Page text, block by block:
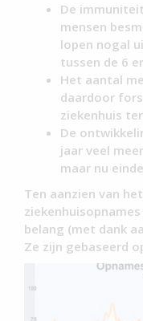
De
mensen
lopen nogal
tussen de 6
Het aantal
daardoor
ziekenhuis
De
jaar veel
maar nu
Ten aanzien van
belang (met dank
Ze zijn gebaseerd